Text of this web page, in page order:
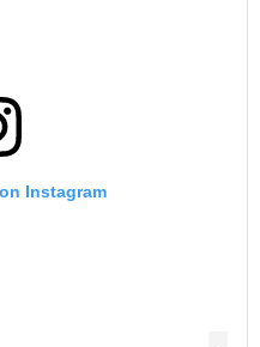
Instagram